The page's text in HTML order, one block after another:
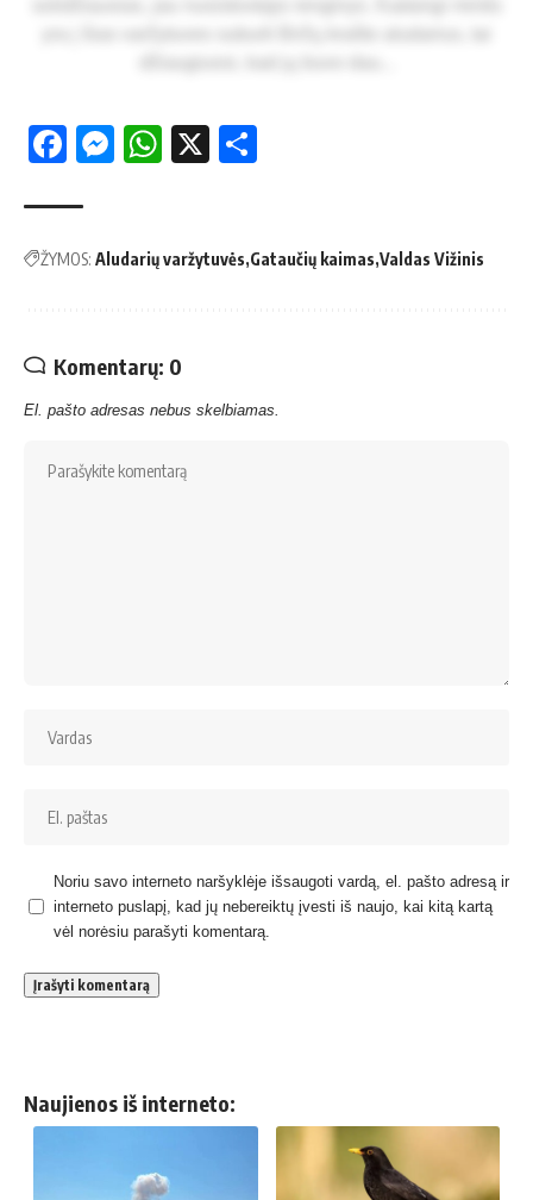
Facebook
Messenger
WhatsApp
X
ŽYMOS: Aludarių varžytuvės Gataučių kaimas Valdas Vižinis
Komentarų: 0
El. pašto adresas nebus skelbiamas.
Noriu savo interneto naršyklėje išsaugoti vardą, el. pašto adresą ir
interneto puslapį, kad jų nebereiktų įvesti iš naujo, kai kitą kartą
vėl norėsiu parašyti komentarą.
Naujienos iš interneto: